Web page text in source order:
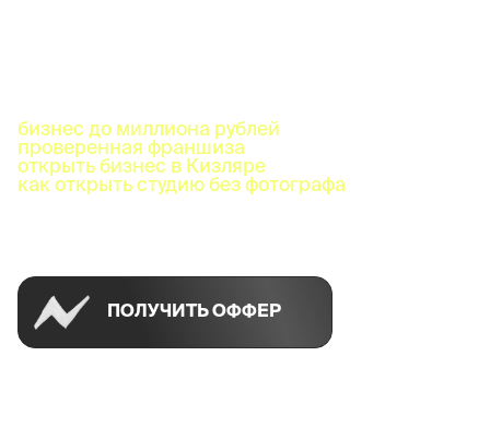
бизнес до миллиона рублей
проверенная франшиза
открыть бизнес в Кизляре
как открыть студию без фотографа
ПОЛУЧИТЬ ОФФЕР